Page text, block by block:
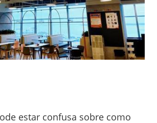
estar confusa sobre como